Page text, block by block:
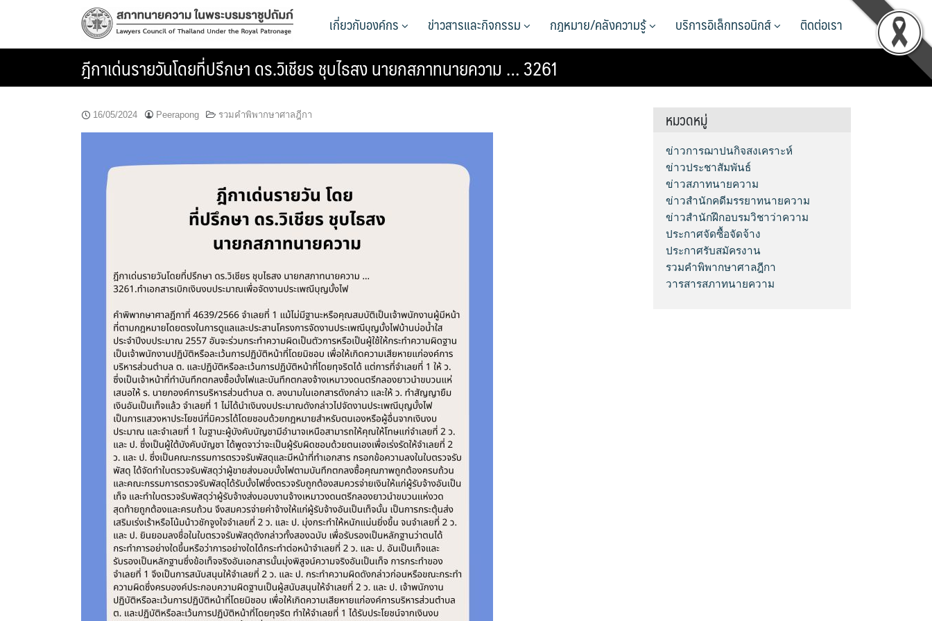
เกี่ยวกับองค์กร ข่าวสารและกิจกรรม กฎหมาย/คลังความรู้ บริการอิเล็กทรอนิกส์ ติดต่อเรา
ฎีกาเด่นรายวันโดยที่ปรึกษา ดร.วิเชียร ชุบไธสง นายกสภาทนายความ … 3261
16/05/2024 Peerapong รวมคำพิพากษาศาลฎีกา หมวดหมู่
ข่าวการฌาปนกิจสงเคราะห์
ข่าวประชาสัมพันธ์
ข่าวสภาทนายความ
ข่าวสำนักคดีมรรยาทนายความ
ข่าวสำนักฝึกอบรมวิชาว่าความ
ประกาศจัดซื้อจัดจ้าง
ประกาศรับสมัครงาน
รวมคำพิพากษาศาลฎีกา
วารสารสภาทนายความ